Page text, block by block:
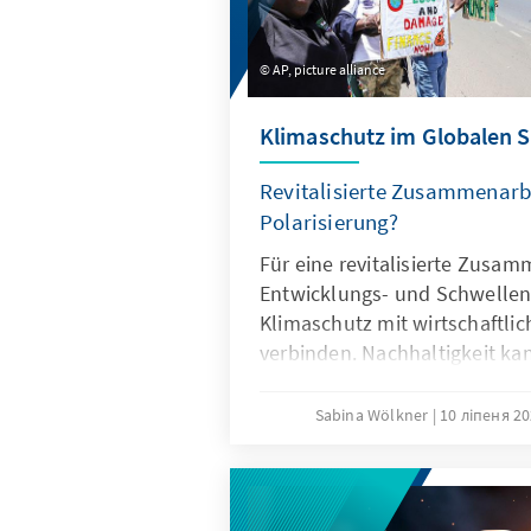
AP, picture alliance
Klimaschutz im Globalen
Revitalisierte
Polarisierung?
Für eine revitalisierte
Entwicklungs- und
Klimaschutz mit
verbinden. Nachhaltigkeit
einen konkreten Nutzen für
Ambivalenzen und
müssen Deutschland und die
Sabina Wölkner 10 ліпеня